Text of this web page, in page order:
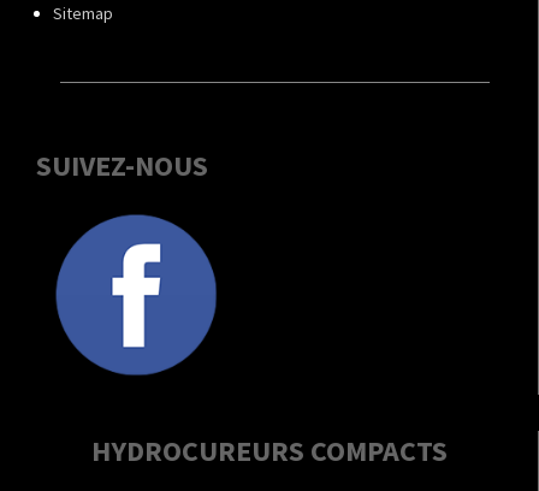
Sitemap
SUIVEZ-NOUS
HYDROCUREURS COMPACTS